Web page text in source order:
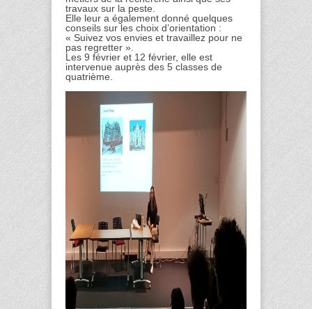
travaux sur la peste.
Elle leur a également donné quelques
conseils sur les choix d’orientation :
« Suivez vos envies et travaillez pour ne
pas regretter ».
Les 9 février et 12 février, elle est
intervenue auprès des 5 classes de
quatrième.